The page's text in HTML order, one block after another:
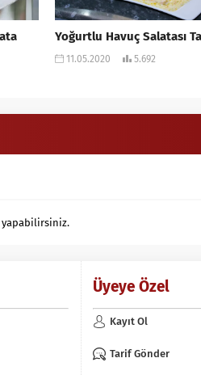
Yoğurtlu Havuç Salatası
11.05.2020 5.692
yapabilirsiniz.
Üyeye Özel
Kayıt Ol
Tarif Gönder